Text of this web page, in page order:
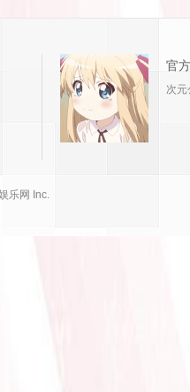
官
次元
乐网 Inc.